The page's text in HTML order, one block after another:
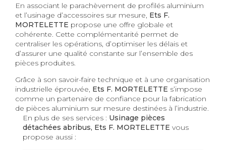
En associant le parachèvement de profilés aluminium
et l’usinage d’accessoires sur mesure, Ets F.
MORTELETTE propose une offre globale et
cohérente. Cette complémentarité permet de
centraliser les opérations, d’optimiser les délais et
d’assurer une qualité constante sur l’ensemble des
pièces produites.
Grâce à son savoir-faire technique et à une organisation
industrielle éprouvée, Ets F. MORTELETTE s’impose
comme un partenaire de confiance pour la fabrication
de pièces aluminium sur mesure destinées à l’industrie.
En plus de ses services : Usinage pièces
détachées abribus, Ets F. MORTELETTE vous
propose aussi :